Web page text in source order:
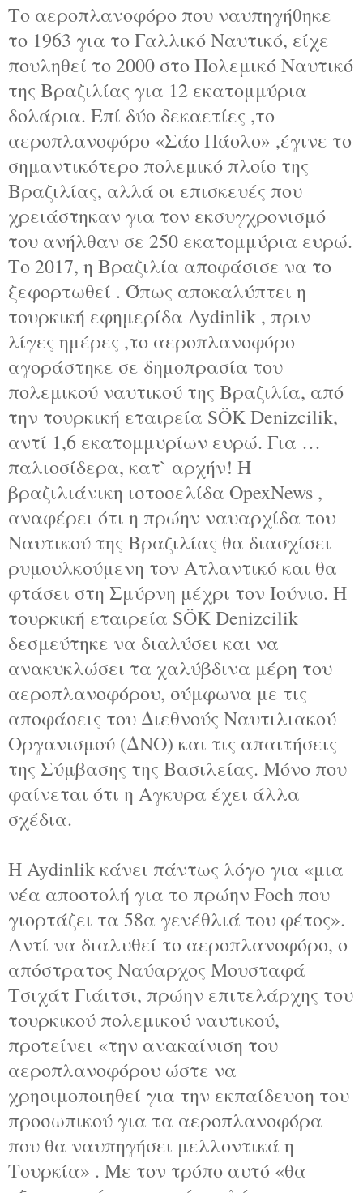
Το αεροπλανοφόρο που ναυπηγήθηκε
το 1963 για το Γαλλικό Ναυτικό, είχε
πουληθεί το 2000 στο Πολεμικό Ναυτικό
της Βραζιλίας για 12 εκατομμύρια
δολάρια. Επί δύο δεκαετίες ,το
αεροπλανοφόρο «Σάο Πάολο» ,έγινε το
σημαντικότερο πολεμικό πλοίο της
Βραζιλίας, αλλά οι επισκευές που
χρειάστηκαν για τον εκσυγχρονισμό
του ανήλθαν σε 250 εκατομμύρια ευρώ.
Το 2017, η Βραζιλία αποφάσισε να το
ξεφορτωθεί . Όπως αποκαλύπτει η
τουρκική εφημερίδα Aydinlik , πριν
λίγες ημέρες ,το αεροπλανοφόρο
αγοράστηκε σε δημοπρασία του
πολεμικού ναυτικού της Βραζιλία, από
την τουρκική εταιρεία SÖK Denizcilik,
αντί 1,6 εκατομμυρίων ευρώ. Για …
παλιοσίδερα, κατ` αρχήν! Η
βραζιλιάνικη ιστοσελίδα OpexNews ,
αναφέρει ότι η πρώην ναυαρχίδα του
Ναυτικού της Βραζιλίας θα διασχίσει
ρυμουλκούμενη τον Ατλαντικό και θα
φτάσει στη Σμύρνη μέχρι τον Ιούνιο. Η
τουρκική εταιρεία SÖK Denizcilik
δεσμεύτηκε να διαλύσει και να
ανακυκλώσει τα χαλύβδινα μέρη του
αεροπλανοφόρου, σύμφωνα με τις
αποφάσεις του Διεθνούς Ναυτιλιακού
Οργανισμού (ΔΝΟ) και τις απαιτήσεις
της Σύμβασης της Βασιλείας. Μόνο που
φαίνεται ότι η Αγκυρα έχει άλλα
σχέδια.
Η Aydinlik κάνει πάντως λόγο για «μια
νέα αποστολή για το πρώην Foch που
γιορτάζει τα 58α γενέθλιά του φέτος».
Αντί να διαλυθεί το αεροπλανοφόρο, ο
απόστρατος Ναύαρχος Μουσταφά
Τσιχάτ Γιάιτσι, πρώην επιτελάρχης του
τουρκικού πολεμικού ναυτικού,
προτείνει «την ανακαίνιση του
αεροπλανοφόρου ώστε να
χρησιμοποιηθεί για την εκπαίδευση του
προσωπικού για τα αεροπλανοφόρα
που θα ναυπηγήσει μελλοντικά η
Τουρκία» . Με τον τρόπο αυτό «θα